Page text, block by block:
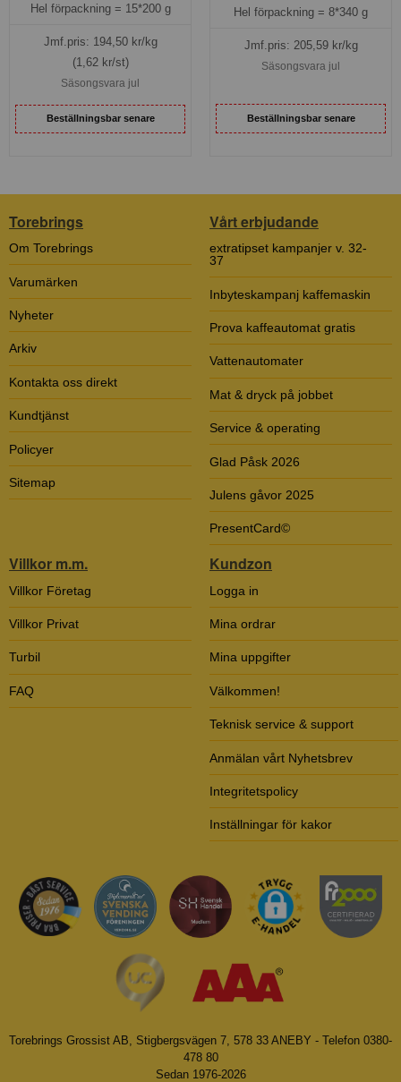
Hel förpackning = 15*200 g
Jmf.pris: 194,50kr/kg
(1,62 kr/st)
Säsongsvara jul
Beställningsbar senare
Hel förpackning = 8*340 g
Jmf.pris: 205,59kr/kg
Säsongsvara jul
Beställningsbar senare
Torebrings
Om Torebrings
Varumärken
Nyheter
Arkiv
Kontakta oss direkt
Kundtjänst
Policyer
Sitemap
Vårt erbjudande
extratipset kampanjer v. 32-
37
Inbyteskampanj kaffemaskin
Prova kaffeautomat gratis
Vattenautomater
Mat & dryck på jobbet
Service & operating
Glad Påsk 2026
Julens gåvor 2025
PresentCard©
Villkor m.m.
Villkor Företag
Villkor Privat
Turbil
FAQ
Kundzon
Logga in
Mina ordrar
Mina uppgifter
Välkommen!
Teknisk service & support
Anmälan vårt Nyhetsbrev
Integritetspolicy
Inställningar för kakor
Torebrings Grossist AB, Stigbergsvägen 7, 578 33 ANEBY - Telefon 0380-
478 80
Sedan 1976-2026